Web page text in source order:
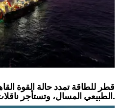
قطر للطاقة تمدد حالة القوة
الطبيعي المسال، وتستأجر ناقلات نفط.